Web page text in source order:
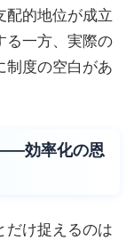
配的地位が成立
る一方、実際の
制度の空白があ
効率化の恩
だけ捉えるのは